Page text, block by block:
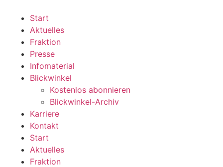
wechseln
Start
Aktuelles
Fraktion
Presse
Infomaterial
Blickwinkel
Kostenlos abonnieren
Blickwinkel-Archiv
Karriere
Kontakt
Start
Aktuelles
Fraktion